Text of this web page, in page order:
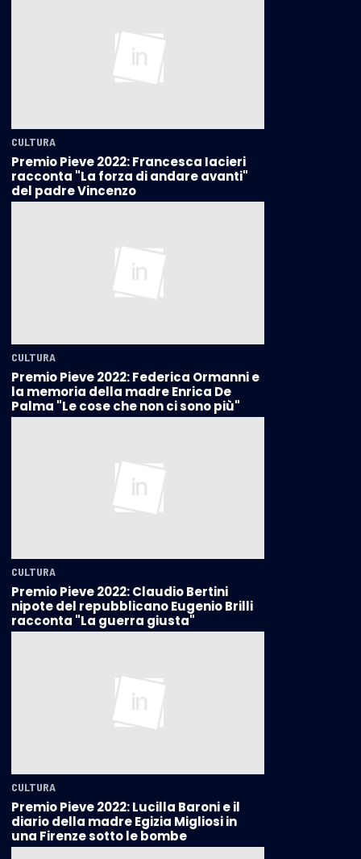
CULTURA
Premio Pieve 2022: Francesca Iacieri
racconta "La forza di andare avanti"
del padre Vincenzo
CULTURA
Premio Pieve 2022: Federica Ormanni e
la memoria della madre Enrica De
Palma "Le cose che non ci sono più"
CULTURA
Premio Pieve 2022: Claudio Bertini
nipote del repubblicano Eugenio Brilli
racconta "La guerra giusta"
CULTURA
Premio Pieve 2022: Lucilla Baroni e il
diario della madre Egizia Migliosi in
una Firenze sotto le bombe